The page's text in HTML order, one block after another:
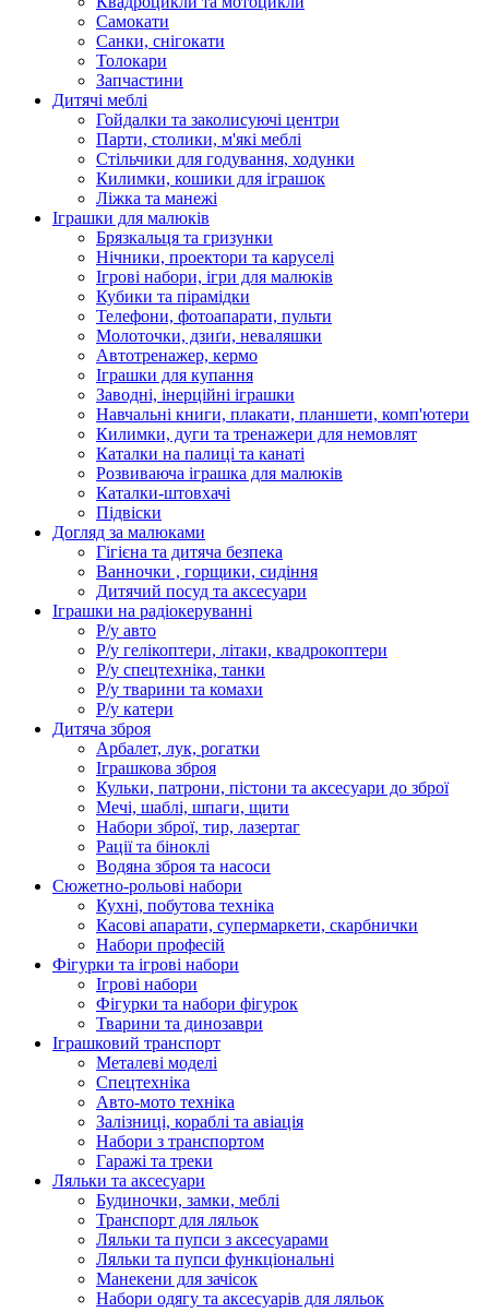
Самокати
Санки, снігокати
Толокари
Запчастини
Дитячі меблі
Гойдалки та заколисуючі центри
Парти, столики, м'які меблі
Стільчики для годування, ходунки
Килимки, кошики для іграшок
Ліжка та манежі
Іграшки для малюків
Брязкальця та гризунки
Нічники, проектори та каруселі
Ігрові набори, ігри для малюків
Кубики та пірамідки
Телефони, фотоапарати, пульти
Молоточки, дзиґи, неваляшки
Автотренажер, кермо
Іграшки для купання
Заводні, інерційні іграшки
Навчальні книги, плакати, планшети, комп'ютери
Килимки, дуги та тренажери для немовлят
Каталки на палиці та канаті
Розвиваюча іграшка для малюків
Каталки-штовхачі
Підвіски
Догляд за малюками
Гігієна та дитяча безпека
Ванночки , горщики, сидіння
Дитячий посуд та аксесуари
Іграшки на радіокеруванні
Р/у авто
Р/у гелікоптери, літаки, квадрокоптери
Р/у спецтехніка, танки
Р/у тварини та комахи
Р/у катери
Дитяча зброя
Арбалет, лук, рогатки
Іграшкова зброя
Кульки, патрони, пістони та аксесуари до зброї
Мечі, шаблі, шпаги, щити
Набори зброї, тир, лазертаг
Рації та біноклі
Водяна зброя та насоси
Сюжетно-рольові набори
Кухні, побутова техніка
Касові апарати, супермаркети, скарбнички
Набори професій
Фігурки та ігрові набори
Ігрові набори
Фігурки та набори фігурок
Тварини та динозаври
Іграшковий транспорт
Металеві моделі
Спецтехніка
Авто-мото техніка
Залізниці, кораблі та авіація
Набори з транспортом
Гаражі та треки
Ляльки та аксесуари
Будиночки, замки, меблі
Транспорт для ляльок
Ляльки та пупси з аксесуарами
Ляльки та пупси функціональні
Манекени для зачісок
Набори одягу та аксесуарів для ляльок